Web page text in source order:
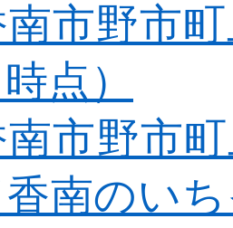
市野市
点）
市野市
南のい